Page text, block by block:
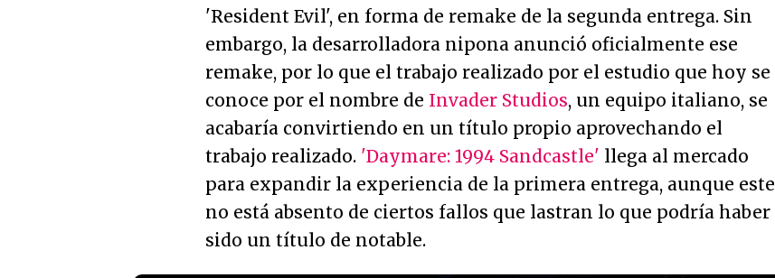
'Resident Evil', en forma de remake de la segunda entrega. Sin
embargo, la desarrolladora nipona anunció oficialmente ese
remake, por lo que el trabajo realizado por el estudio que hoy se
conoce por el nombre de Invader Studios, un equipo italiano, se
acabaría convirtiendo en un título propio aprovechando el
trabajo realizado. 'Daymare: 1994 Sandcastle' llega al mercado
para expandir la experiencia de la primera entrega, aunque este
no está absento de ciertos fallos que lastran lo que podría haber
sido un título de notable.